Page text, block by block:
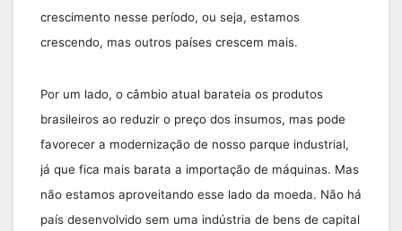
crescimento nesse período, ou seja, estamos
crescendo, mas outros países crescem mais.
Por um lado, o câmbio atual barateia os produtos
brasileiros ao reduzir o preço dos insumos, mas pode
favorecer a modernização de nosso parque industrial,
já que fica mais barata a importação de máquinas. Mas
não estamos aproveitando esse lado da moeda. Não há
país desenvolvido sem uma indústria de bens de capital